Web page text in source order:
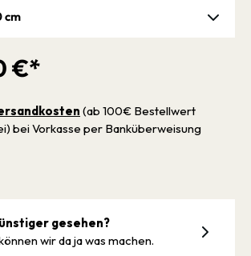
€*
(ab 100€ Bestellwert
bei Vorkasse per Banküberweisung
cm
gesehen?
wir da ja was machen.